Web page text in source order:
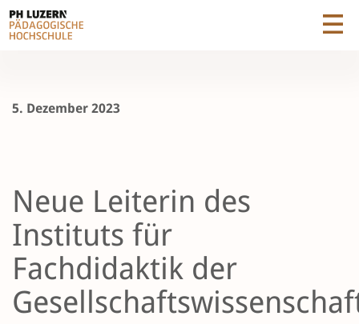
5. Dezember 2023
Neue Leiterin des
Instituts für
Fachdidaktik der